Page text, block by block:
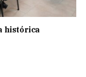
histórica